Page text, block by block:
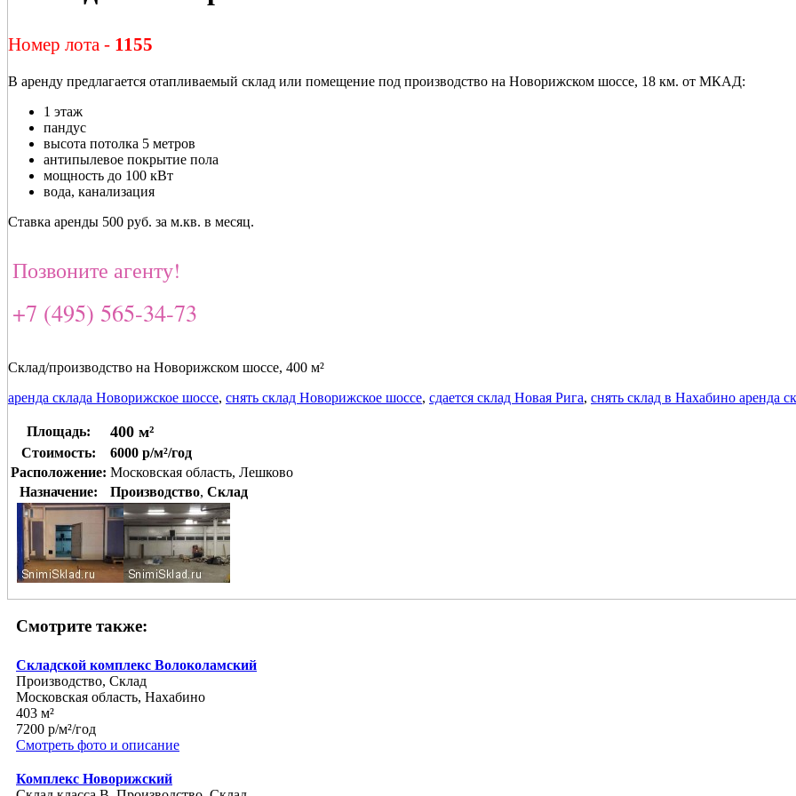
Номер лота - 1155
В аренду предлагается отапливаемый склад или помещение под производство на Новорижском шоссе, 18 км. от МКАД:
1 этаж
пандус
высота потолка 5 метров
антипылевое покрытие пола
мощность до 100 кВт
вода, канализация
Ставка аренды 500 руб. за м.кв. в месяц.
Позвоните агенту!
+7 (495) 565-34-73
Склад/производство на Новорижском шоссе, 400 м²
аренда склада Новорижское шоссе, снять склад Новорижское шоссе, сдается склад Новая Рига, снять склад в Нахабино аренда
Площадь: 400 м²
Стоимость:
6000 р/м²/год
Расположение: Московская область, Лешково
Назначение:
Производство, Склад
Смотрите также:
Складской комплекс Волоколамский
Производство, Склад
Московская область, Нахабино
403 м²
7200 р/м²/год
Смотреть фото и описание
Комплекс Новорижский